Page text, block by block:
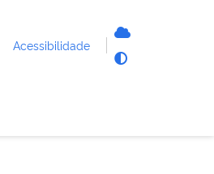
Acessibilidade